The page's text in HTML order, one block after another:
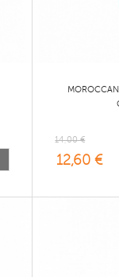
14,00 €
12,60 €